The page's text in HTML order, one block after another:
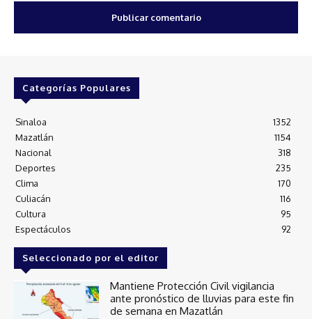
Categorías Populares
Sinaloa
1352
Mazatlán
1154
Nacional
318
Deportes
235
Clima
170
Culiacán
116
Cultura
95
Espectáculos
92
Seleccionado por el editor
Mantiene Protección Civil vigilancia
ante pronóstico de lluvias para este fin
de semana en Mazatlán